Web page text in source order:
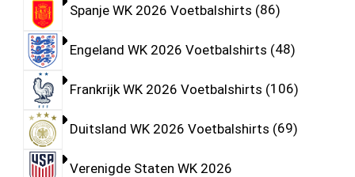
Spanje WK 2026 Voetbalshirts 86
Engeland WK 2026 Voetbalshirts 48
Frankrijk WK 2026 Voetbalshirts 106
Duitsland WK 2026 Voetbalshirts 69
Verenigde Staten WK 2026